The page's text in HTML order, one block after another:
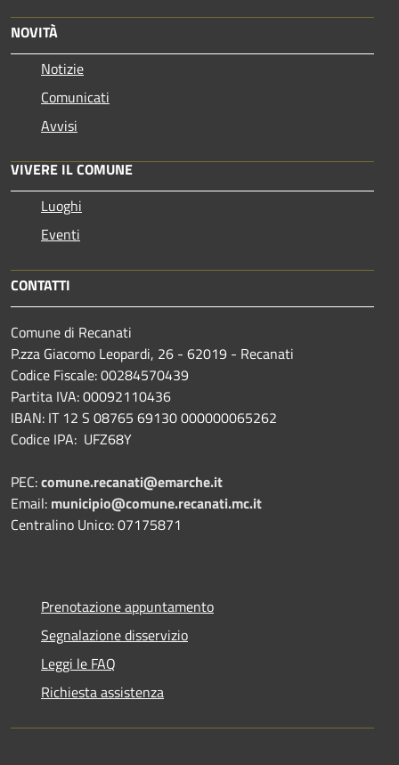
NOVITÀ
Notizie
Comunicati
Avvisi
VIVERE IL COMUNE
Luoghi
Eventi
CONTATTI
Comune di Recanati
P.zza Giacomo Leopardi, 26 - 62019 - Recanati
Codice Fiscale: 00284570439
Partita IVA: 00092110436
IBAN: IT 12 S 08765 69130 000000065262
Codice IPA: UFZ68Y
PEC:comune.recanati@emarche.it
Email: municipio@comune.recanati.mc.it
Centralino Unico: 07175871
Prenotazione appuntamento
Segnalazione disservizio
Leggi le FAQ
Richiesta assistenza